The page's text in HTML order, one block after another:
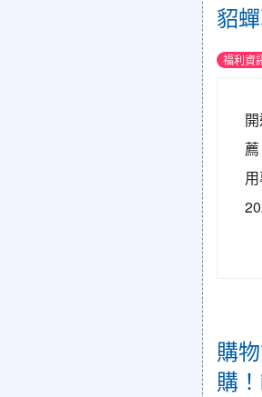
貂
福利資
購
購